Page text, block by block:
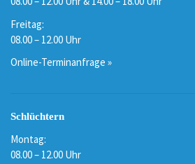
Freitag:
08.00 – 12.00 Uhr
Online-Terminanfrage »
Schlüchtern
Montag:
08.00 – 12.00 Uhr